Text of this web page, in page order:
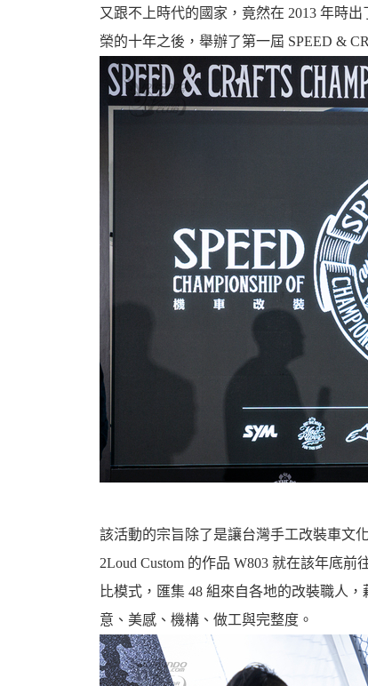
又跟不上時代的國家，竟然在 2013 年時
榮的十年之後，舉辦了第一屆 SPEED &
該活動的宗旨除了是讓台灣手工改裝車文
2Loud Custom 的作品 W803 就在該年底
比模式，匯集 48 組來自各地的改裝職人
意、美感、機構、做工與完整度。